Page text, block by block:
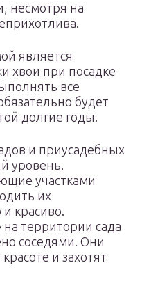
несмотря на
является
хвои при посадке
все
будет
долгие годы.
и приусадебных
уровень.
участками
их
красиво.
территории сада
соседями. Они
и захотят